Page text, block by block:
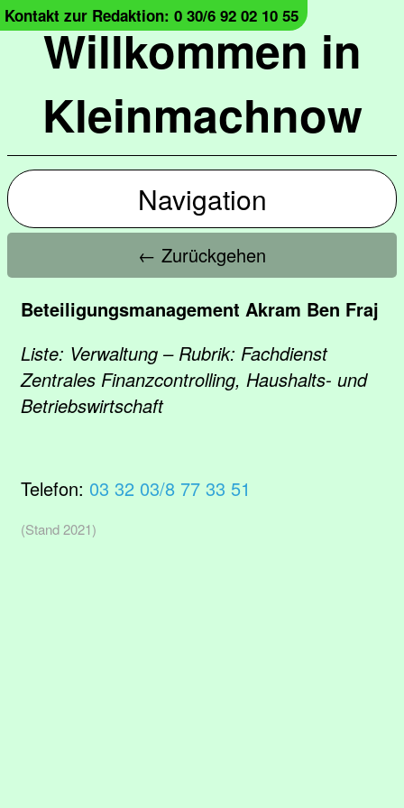
Willkommen in
Kleinmachnow
Kontakt zur Redaktion: 0 30/6 92 02 10 55
Navigation
← Zurückgehen
Beteiligungsmanagement Akram Ben Fraj
Liste: Verwaltung – Rubrik: Fachdienst
Zentrales Finanzcontrolling, Haushalts- und
Betriebswirtschaft
Telefon: 03 32 03/8 77 33 51
(Stand 2021)